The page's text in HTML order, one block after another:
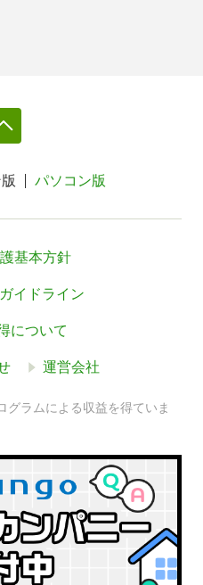
パソコン版
基本方針
イドライン
について
運営会社
グラムによる収益を得ていま